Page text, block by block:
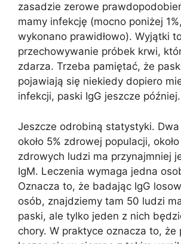
zasadzie zerowe
mamy infekcję (mocno poniżej
wykonano prawidłowo). Wyjątki to
przechowywanie próbek krwi,
zdarza. Trzeba pamiętać, że
pojawiają się niekiedy dopiero
infekcji, paski IgG jeszcze później.
Jeszcze odrobiną statystyki. Dwa
około 5% zdrowej populacji, około
zdrowych ludzi ma przynajmniej
IgM. Leczenia wymaga jedna
Oznacza to, że badając IgG
osób, znajdziemy tam 50 ludzi
paski, ale tylko jeden z nich
chory. W praktyce oznacza to, że